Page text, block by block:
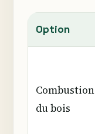
Option
Combustion
du bois